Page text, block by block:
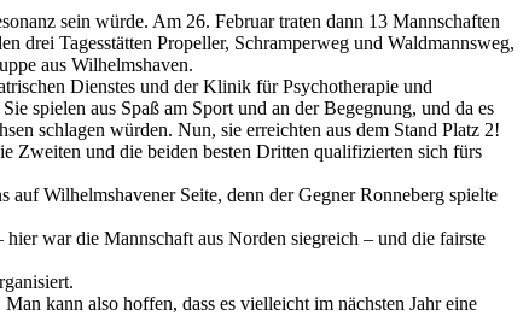
sein würde. Am 26. Februar traten dann 13 Mannschaften
drei Tagesstätten Propeller, Schramperweg und Waldmannsweg,
aus Wilhelmshaven.
Dienstes und der Klinik für Psychotherapie und
spielen aus Spaß am Sport und an der Begegnung, und da es
schlagen würden. Nun, sie erreichten aus dem Stand Platz 2!
Zweiten und die beiden besten Dritten qualifizierten sich fürs
Wilhelmshavener Seite, denn der Gegner Ronneberg spielte
war die Mannschaft aus Norden siegreich – und die fairste
kann also hoffen, dass es vielleicht im nächsten Jahr eine